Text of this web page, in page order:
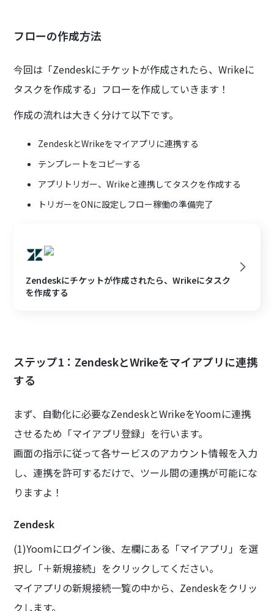
フローの作成方法
今回は「Zendeskにチケットが作成されたら、Wrikeに
タスクを作成する」フローを作成していきます！
作成の流れは大きく分けて以下です。
ZendeskとWrikeをマイアプリに連携する
テンプレートをコピーする
アプリトリガー、Wrikeと連携してタスクを作成する
トリガーをONに設定しフロー稼働の準備完了
Zendeskにチケットが作成されたら、Wrikeにタスク
を作成する
ステップ1：ZendeskとWrikeをマイアプリに連携
する
まず、自動化に必要なZendeskとWrikeをYoomに連携
させるため「マイアプリ登録」を行います。
画面の指示に従って各サービスのアカウント情報を入力
し、連携を許可するだけで、ツール間の連携が可能にな
りますよ！
Zendesk
(1)Yoomにログイン後、左欄にある「マイアプリ」を選
択し「＋新規接続」をクリックしてください。
マイアプリの新規接続一覧の中から、Zendeskをクリッ
クします。